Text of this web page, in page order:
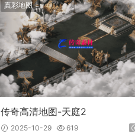
真彩地图
传奇高清地图-天庭2
2025-10-29 619